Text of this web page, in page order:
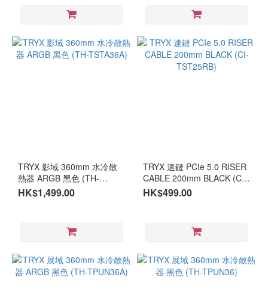
TRYX 影域 360mm 水冷散
熱器 ARGB 黑色 (TH-
TSTA36A)
HK$1,499.00
TRYX 速鏈 PCIe 5.0 RISER
CABLE 200mm BLACK (CI-
TST25RB)
HK$499.00